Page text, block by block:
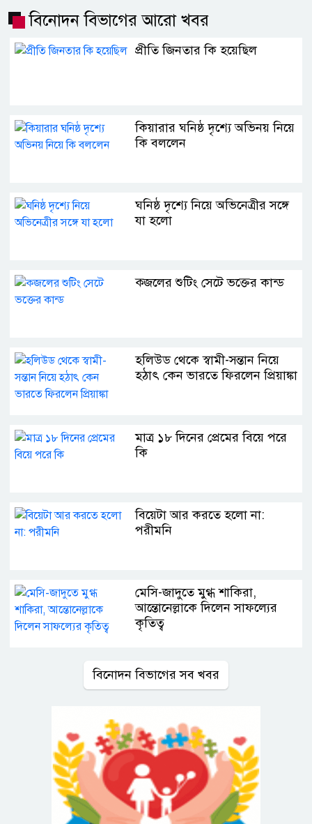
বিনোদন বিভাগের আরো খবর
প্রীতি জিনতার কি হয়েছিল
কিয়ারার ঘনিষ্ঠ দৃশ্যে অভিনয় নিয়ে
কি বললেন
ঘনিষ্ঠ দৃশ্যে নিয়ে অভিনেত্রীর সঙ্গে
যা হলো
ক্জলের শুটিং সেটে ভক্তের কান্ড
হলিউড থেকে স্বামী-সন্তান নিয়ে
হঠাৎ কেন ভারতে ফিরলেন প্রিয়াঙ্কা
মাত্র ১৮ দিনের প্রেমের বিয়ে পরে
কি
বিয়েটা আর করতে হলো না:
পরীমনি
মেসি-জাদুতে মুগ্ধ শাকিরা,
আন্তোনেল্লাকে দিলেন সাফল্যের
কৃতিত্ব
বিনোদন বিভাগের সব খবর